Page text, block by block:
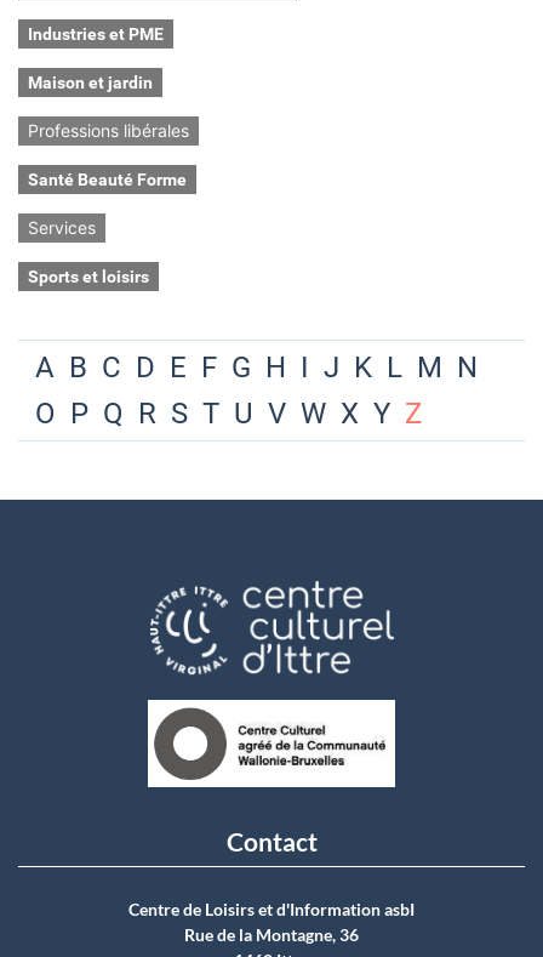
Industries et PME
Maison et jardin
Professions libérales
Santé Beauté Forme
Services
Sports et loisirs
A B C D E F G H I J K L M N
O P Q R S T U V W X Y Z
Contact
Centre de Loisirs et d'Information asbI
Rue de la Montagne, 36